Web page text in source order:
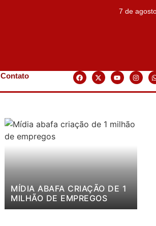
7 de
Contato
MÍDIA ABAFA CRIAÇÃO DE 1
MILHÃO DE EMPREGOS